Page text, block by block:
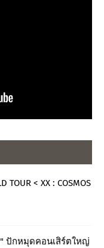
TOUR < XX : COSMOS
ปักหมุดคอนเสิร์ตใหญ่